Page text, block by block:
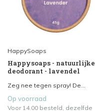
HappySoaps
Happysoaps - natuurlijke
deodorant - lavendel
Zeg nee tegen spray! De...
Op voorraad
Voor 14.00 besteld, dezelfde